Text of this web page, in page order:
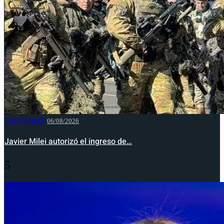
NACIONALES 06/08/2026
Javier Milei autorizó el ingreso de…
5